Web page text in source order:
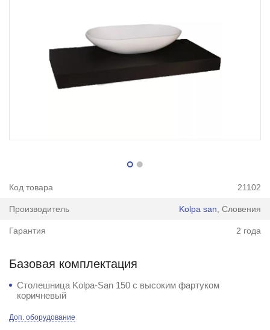
Код товара 21102
Производитель Kolpa san , Словения
Гарантия 2 года
Базовая комплектация
Столешница Kolpa-San 150 с высоким фартуком
коричневый
Доп. оборудование